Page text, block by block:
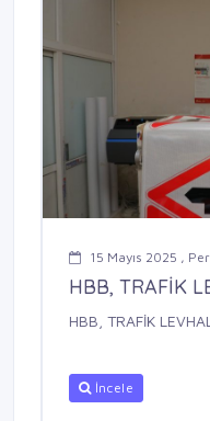
15 Mayıs 2025 ,
HBB, TRAFİK
HBB, TRAFİK
İncele